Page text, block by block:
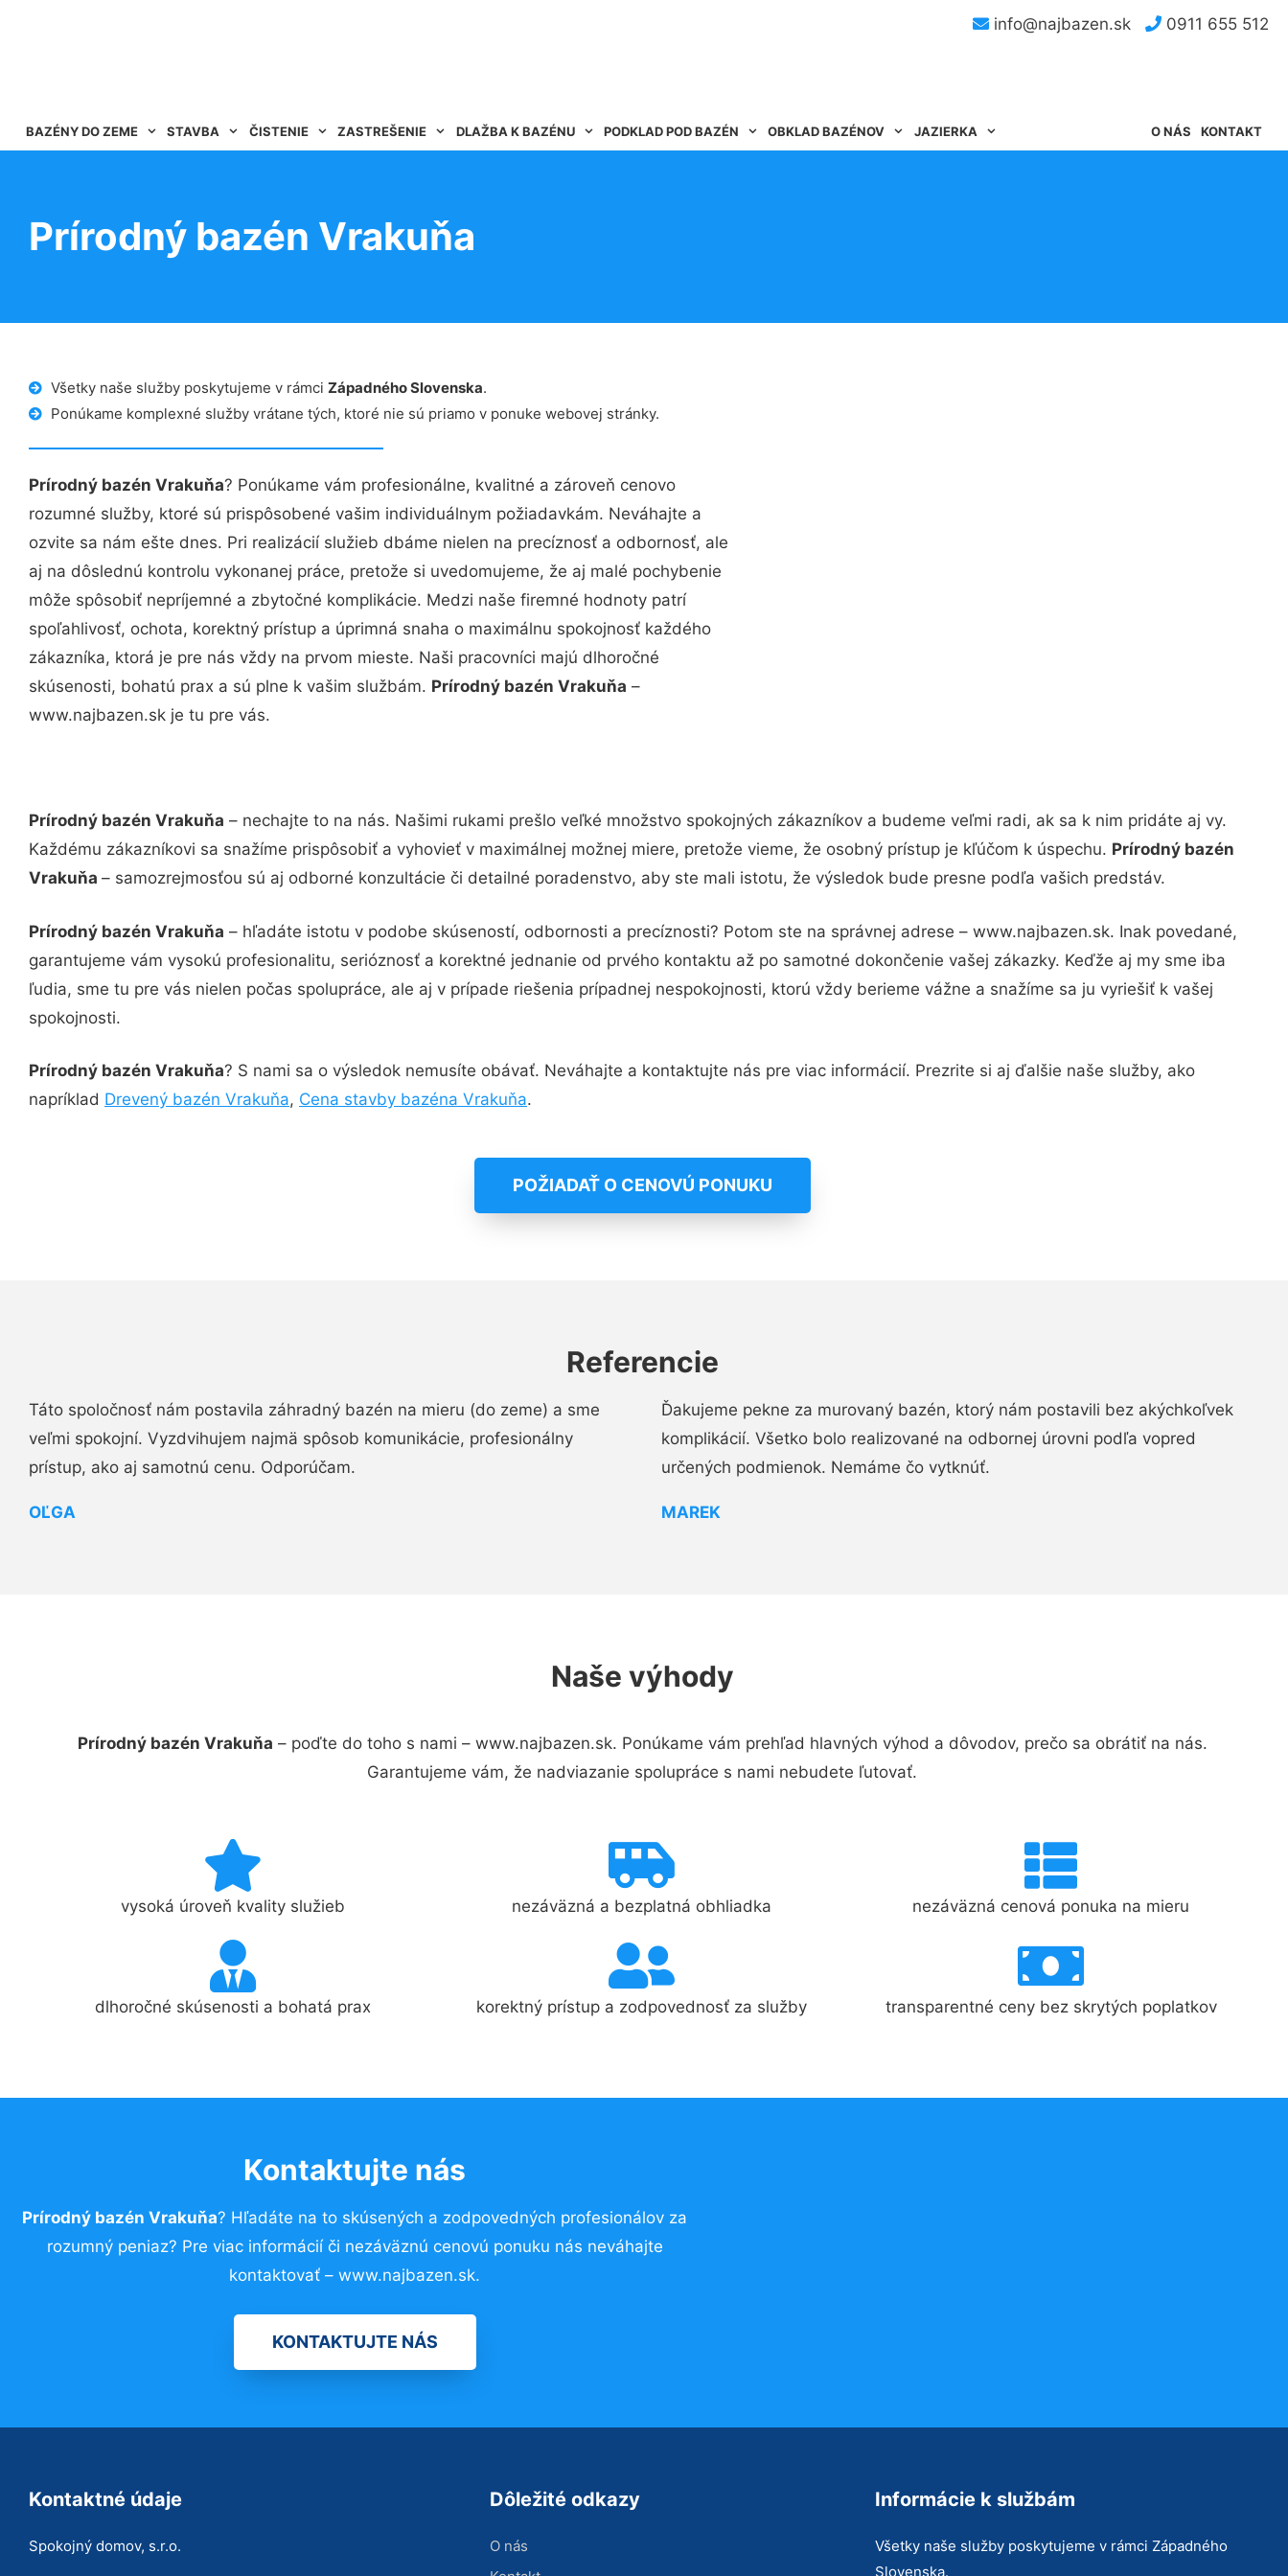
info@najbazen.sk 0911 655 512
BAZÉNY DO ZEME STAVBA ČISTENIE ZASTREŠENIE DLAŽBA K BAZÉNU PODKLAD POD BAZÉN OBKLAD BAZÉNOV JAZIERKA KONTAKT
O NÁS
Prírodný bazén Vrakuňa
Všetky naše služby poskytujeme v rámci Západného Slovenska.
Ponúkame komplexné služby vrátane tých, ktoré nie sú priamo v ponuke webovej stránky.
Prírodný bazén Vrakuňa? Ponúkame vám profesionálne, kvalitné a zároveň cenovo
rozumné služby, ktoré sú prispôsobené vašim individuálnym požiadavkám. Neváhajte a
ozvite sa nám ešte dnes. Pri realizácií služieb dbáme nielen na precíznosť a odbornosť, ale
aj na dôslednú kontrolu vykonanej práce, pretože si uvedomujeme, že aj malé pochybenie
môže spôsobiť nepríjemné a zbytočné komplikácie. Medzi naše firemné hodnoty patrí
spoľahlivosť, ochota, korektný prístup a úprimná snaha o maximálnu spokojnosť každého
zákazníka, ktorá je pre nás vždy na prvom mieste. Naši pracovníci majú dlhoročné
skúsenosti, bohatú prax a sú plne k vašim službám. Prírodný bazén Vrakuňa –
www.najbazen.sk je tu pre vás.
Prírodný bazén Vrakuňa – nechajte to na nás. Našimi rukami prešlo veľké množstvo spokojných zákazníkov a budeme veľmi radi, ak sa k nim pridáte aj vy.
Každému zákazníkovi sa snažíme prispôsobiť a vyhovieť v maximálnej možnej miere, pretože vieme, že osobný prístup je kľúčom k úspechu. Prírodný bazén
Vrakuňa – samozrejmosťou sú aj odborné konzultácie či detailné poradenstvo, aby ste mali istotu, že výsledok bude presne podľa vašich predstáv.
Prírodný bazén Vrakuňa – hľadáte istotu v podobe skúseností, odbornosti a precíznosti? Potom ste na správnej adrese – www.najbazen.sk. Inak povedané,
garantujeme vám vysokú profesionalitu, serióznosť a korektné jednanie od prvého kontaktu až po samotné dokončenie vašej zákazky. Keďže aj my sme iba
ľudia, sme tu pre vás nielen počas spolupráce, ale aj v prípade riešenia prípadnej nespokojnosti, ktorú vždy berieme vážne a snažíme sa ju vyriešiť k vašej
spokojnosti.
Prírodný bazén Vrakuňa? S nami sa o výsledok nemusíte obávať. Neváhajte a kontaktujte nás pre viac informácií. Prezrite si aj ďalšie naše služby, ako
napríklad Drevený bazén Vrakuňa, Cena stavby bazéna Vrakuňa.
POŽIADAŤ O CENOVÚ PONUKU
Referencie
Táto spoločnosť nám postavila záhradný bazén na mieru (do zeme) a sme
veľmi spokojní. Vyzdvihujem najmä spôsob komunikácie, profesionálny
prístup, ako aj samotnú cenu. Odporúčam.
OĽGA
Ďakujeme pekne za murovaný bazén, ktorý nám postavili bez akýchkoľvek
komplikácií. Všetko bolo realizované na odbornej úrovni podľa vopred
určených podmienok. Nemáme čo vytknúť.
MAREK
Naše výhody
Prírodný bazén Vrakuňa – poďte do toho s nami – www.najbazen.sk. Ponúkame vám prehľad hlavných výhod a dôvodov, prečo sa obrátiť na nás.
Garantujeme vám, že nadviazanie spolupráce s nami nebudete ľutovať.
vysoká úroveň kvality služieb nezáväzná a bezplatná obhliadka nezáväzná cenová ponuka na mieru
dlhoročné skúsenosti a bohatá prax korektný prístup a zodpovednosť za služby transparentné ceny bez skrytých poplatkov
Kontaktujte nás
Prírodný bazén Vrakuňa? Hľadáte na to skúsených a zodpovedných profesionálov za
rozumný peniaz? Pre viac informácií či nezáväznú cenovú ponuku nás neváhajte
kontaktovať – www.najbazen.sk.
KONTAKTUJTE NÁS
Kontaktné údaje
Spokojný domov, s.r.o.
Dôležité odkazy
O nás
Informácie k službám
Všetky naše služby poskytujeme v rámci Západného
Slovenska.